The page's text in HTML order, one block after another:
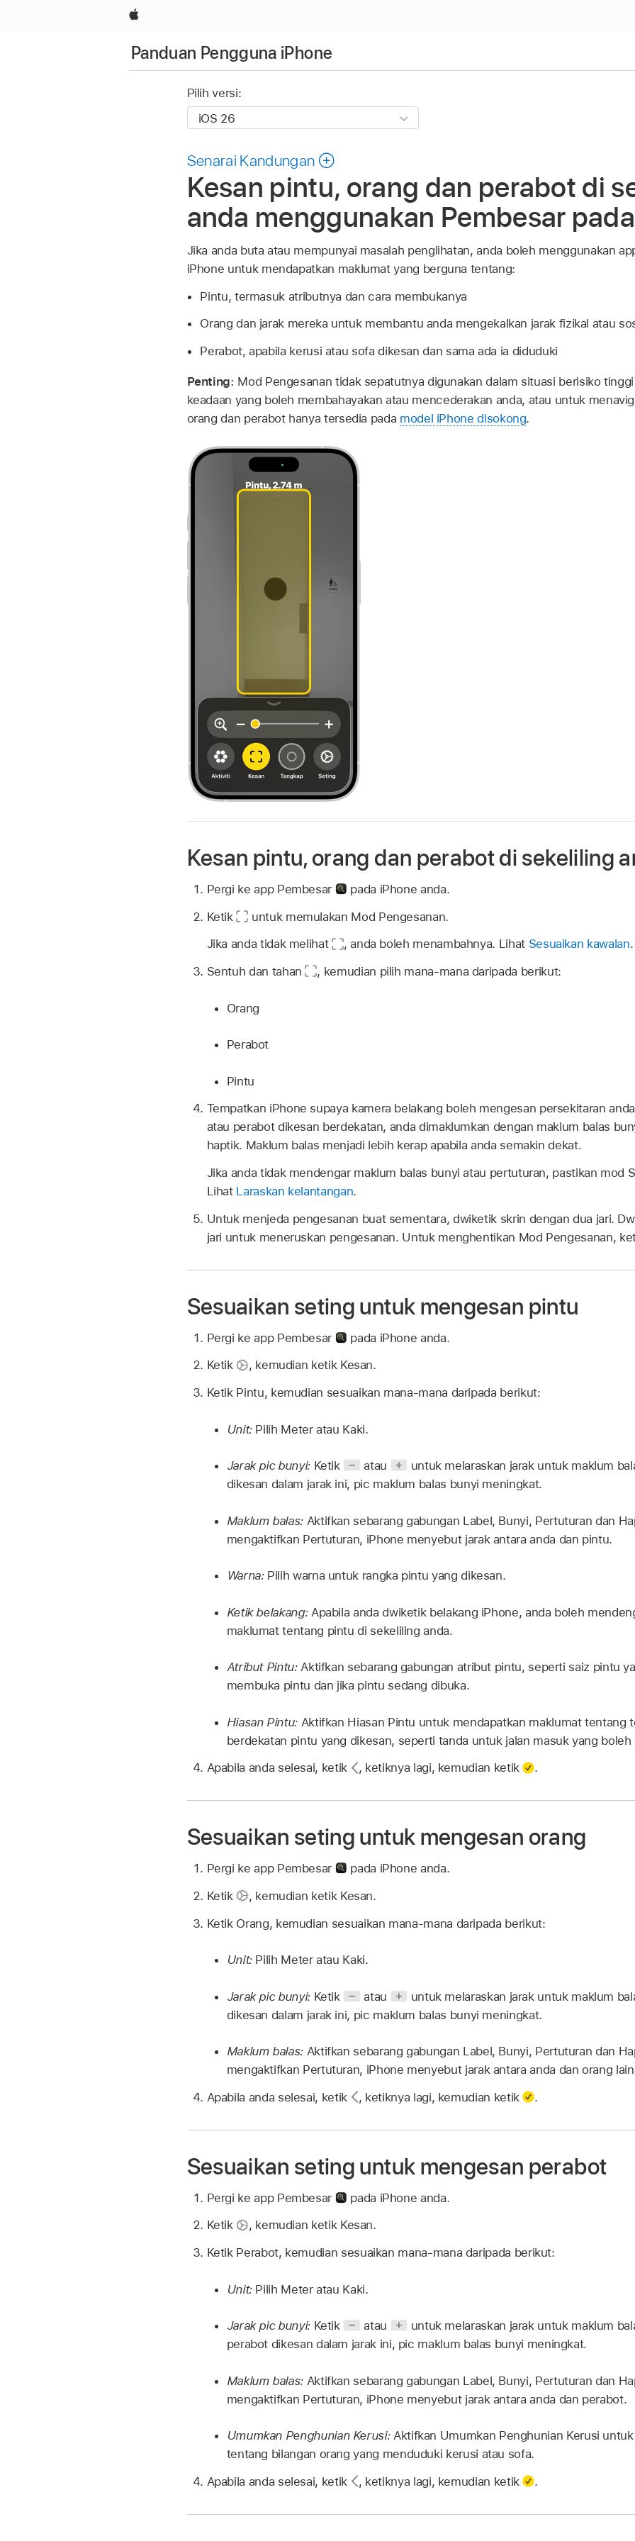
Apple
Panduan Pengguna iPhone
Pilih versi:
Senarai Kandungan
Kesan pintu, orang dan perabot di
anda menggunakan Pembesar
Jika anda buta atau mempunyai masalah penglihatan, anda boleh menggunakan
iPhone untuk mendapatkan maklumat yang berguna tentang:
Pintu, termasuk atributnya dan cara membukanya
Orang dan jarak mereka untuk membantu anda mengekalkan jarak fizikal atau
Perabot, apabila kerusi atau sofa dikesan dan sama ada ia diduduki
Penting: Mod Pengesanan tidak sepatutnya digunakan dalam situasi berisiko
keadaan yang boleh membahayakan atau mencederakan anda, atau untuk
orang dan perabot hanya tersedia pada model iPhone disokong.
Kesan pintu, orang dan perabot di sekeliling
Pergi ke app Pembesar
pada iPhone anda.
Ketik
untuk memulakan Mod Pengesanan.
Jika anda tidak melihat
,anda boleh menambahnya. Lihat Sesuaikan kawalan.
Sentuh dan tahan
, kemudian pilih mana-mana daripada berikut:
Orang
Perabot
Pintu
Tempatkan iPhone supaya kamera belakang boleh mengesan persekitaran
atau perabot dikesan berdekatan, anda dimaklumkan dengan maklum balas
haptik. Maklum balas menjadi lebih kerap apabila anda semakin dekat.
Jika anda tidak mendengar maklum balas bunyi atau pertuturan, pastikan mod
Lihat Laraskan kelantangan.
Untuk menjeda pengesanan buat sementara, dwiketik skrin dengan dua jari.
jari untuk meneruskan pengesanan. Untuk menghentikan Mod Pengesanan,
Sesuaikan seting untuk mengesan pintu
Pergi ke app Pembesar
pada iPhone anda.
Ketik
, kemudian ketik Kesan.
Ketik Pintu, kemudian sesuaikan mana-mana daripada berikut:
Unit:Pilih Meter atau Kaki.
Jarak pic bunyi:Ketik atau
untuk melaraskan jarak untuk maklum
dikesan dalam jarak ini, pic maklum balas bunyi meningkat.
Maklum balas:Aktifkan sebarang gabungan Label, Bunyi, Pertuturan dan
mengaktifkan Pertuturan, iPhone menyebut jarak antara anda dan pintu.
Warna:Pilih warna untuk rangka pintu yang dikesan.
Ketik belakang:Apabila anda dwiketik belakang iPhone, anda boleh
maklumat tentang pintu di sekeliling anda.
Atribut Pintu:Aktifkan sebarang gabungan atribut pintu, seperti saiz pintu
membuka pintu dan jika pintu sedang dibuka.
Hiasan Pintu:Aktifkan Hiasan Pintu untuk mendapatkan maklumat tentang
berdekatan pintu yang dikesan, seperti tanda untuk jalan masuk yang boleh
Apabila anda selesai, ketik
, ketiknya lagi, kemudian ketik .
Sesuaikan seting untuk mengesan orang
Pergi ke app Pembesar
pada iPhone anda.
Ketik
, kemudian ketik Kesan.
Ketik Orang, kemudian sesuaikan mana-mana daripada berikut:
Unit:Pilih Meter atau Kaki.
Jarak pic bunyi:Ketik atau
untuk melaraskan jarak untuk maklum
dikesan dalam jarak ini, pic maklum balas bunyi meningkat.
Maklum balas:Aktifkan sebarang gabungan Label, Bunyi, Pertuturan dan
mengaktifkan Pertuturan, iPhone menyebut jarak antara anda dan orang
Apabila anda selesai, ketik
, ketiknya lagi, kemudian ketik .
Sesuaikan seting untuk mengesan perabot
Pergi ke app Pembesar
pada iPhone anda.
Ketik
, kemudian ketik Kesan.
Ketik Perabot, kemudian sesuaikan mana-mana daripada berikut:
Unit:Pilih Meter atau Kaki.
Jarak pic bunyi:Ketik atau
untuk melaraskan jarak untuk maklum
perabot dikesan dalam jarak ini, pic maklum balas bunyi meningkat.
Maklum balas:Aktifkan sebarang gabungan Label, Bunyi, Pertuturan dan
mengaktifkan Pertuturan, iPhone menyebut jarak antara anda dan perabot.
Umumkan Penghunian Kerusi:Aktifkan Umumkan Penghunian Kerusi
tentang bilangan orang yang menduduki kerusi atau sofa.
Apabila anda selesai, ketik
, ketiknya lagi, kemudian ketik .